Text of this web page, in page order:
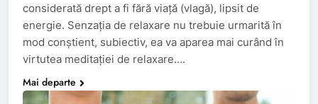
considerată drept a fi fără viaţă (vlagă), lipsit de
energie. Senzaţia de relaxare nu trebuie urmarită în
mod conştient, subiectiv, ea va aparea mai curând în
virtutea meditaţiei de relaxare….
Mai departe